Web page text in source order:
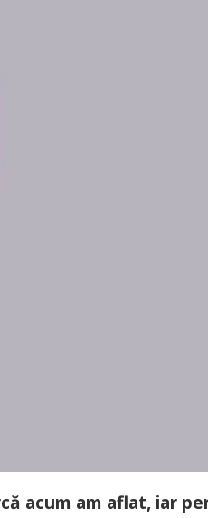
acum am aflat, iar